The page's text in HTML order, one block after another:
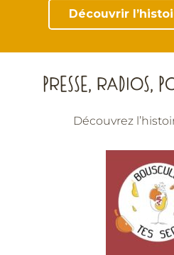
Découvrir
PRESSE, RADIOS,
Découvrez